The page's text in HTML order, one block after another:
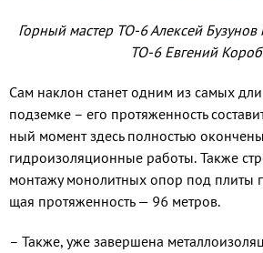
Горный мастер ТО-6 Алексей Бузунов
ТО-6 Евгений
Сам наклон станет одним из самых
подземке – его про­тяженность
ный момент здесь полностью окончены
гидроизоляционные работы. Также
монтажу монолит­ных опор под плиты
щая протяженность — 96 метров.
– Также, уже завершена